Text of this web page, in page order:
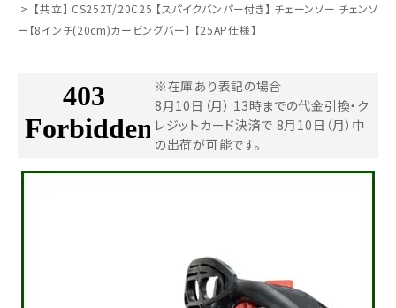
search
お気に入り一覧
【共立】 CS252T/20C25 【スパイクバンパー付き】 チェーンソー チェンソ
ー【8インチ(20cm)カービングバー】 【25AP仕様】
※在庫あり表記の場合
8月10日（月） 13時までの代金引換・ク
レジットカード決済で 8月10日（月）中
の出荷が可能です。